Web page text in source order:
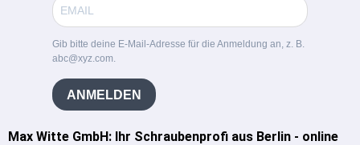
Max Witte GmbH: Ihr Schraubenprofi aus Berlin - online
Gib bitte deine E-Mail-Adresse für die Anmeldung an, z. B.
abc@xyz.com.
ANMELDEN